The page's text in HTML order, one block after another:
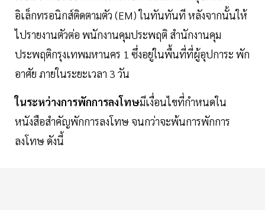
อิเล็กทรอนิกส์ติดตามตัว (EM) ในทันทันที หลังจากนั้นให้
ไปรายงานตัวต่อ พนักงานคุมประพฤติ สำนักงานคุม
ประพฤติกรุงเทพมหานคร 1 ซึ่งอยู่ในพื้นที่ที่ผู้อุปการะ พัก
อาศัย ภายในระยะเวลา 3 วัน
ในระหว่างการพักการลงโทษมีเงื่อนไขที่กำหนดใน
หนังสือสำคัญพักการลงโทษ จนกว่าจะพ้นการพักการ
ลงโทษ ดังนี้